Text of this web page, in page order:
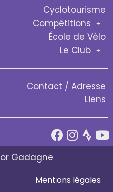
Cyclotourisme
Compétitions
École de Vélo
Le Club
Contact / Adresse
Liens
Gadagne
Mentions légales